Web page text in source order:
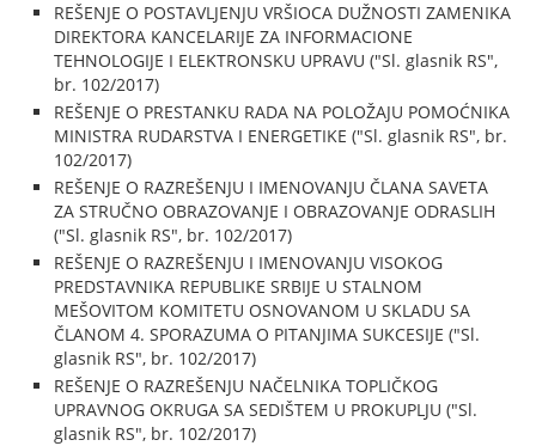
REŠENJE O POSTAVLJENJU VRŠIOCA DUŽNOSTI ZAMENIKA
DIREKTORA KANCELARIJE ZA INFORMACIONE
TEHNOLOGIJE I ELEKTRONSKU UPRAVU ("Sl. glasnik RS",
br. 102/2017)
REŠENJE O PRESTANKU RADA NA POLOŽAJU POMOĆNIKA
MINISTRA RUDARSTVA I ENERGETIKE ("Sl. glasnik RS", br.
102/2017)
REŠENJE O RAZREŠENJU I IMENOVANJU ČLANA SAVETA
ZA STRUČNO OBRAZOVANJE I OBRAZOVANJE ODRASLIH
("Sl. glasnik RS", br. 102/2017)
REŠENJE O RAZREŠENJU I IMENOVANJU VISOKOG
PREDSTAVNIKA REPUBLIKE SRBIJE U STALNOM
MEŠOVITOM KOMITETU OSNOVANOM U SKLADU SA
ČLANOM 4. SPORAZUMA O PITANJIMA SUKCESIJE ("Sl.
glasnik RS", br. 102/2017)
REŠENJE O RAZREŠENJU NAČELNIKA TOPLIČKOG
UPRAVNOG OKRUGA SA SEDIŠTEM U PROKUPLJU ("Sl.
glasnik RS", br. 102/2017)